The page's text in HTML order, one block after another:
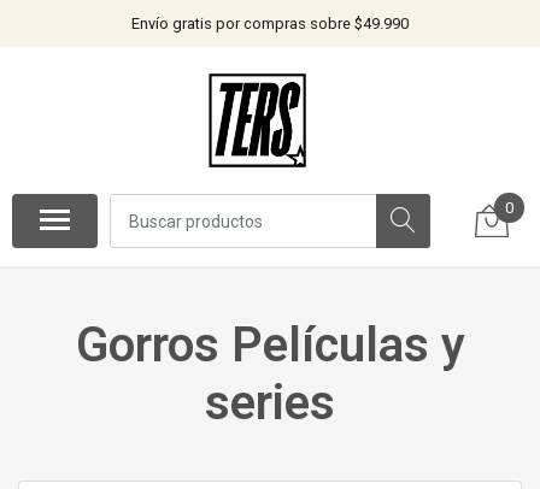
Envío gratis por compras sobre $49.990
0
Gorros Películas y
series